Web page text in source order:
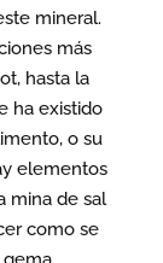
mineral.
más
hasta la
ha existido
o su
elementos
mina de sal
como se